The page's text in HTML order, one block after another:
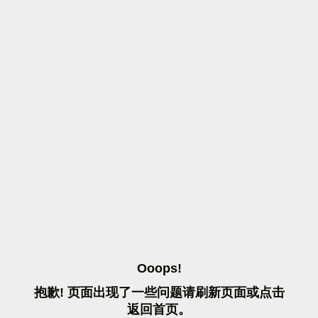
OOOPS!
抱歉! 页面出现了一些问题请刷 新页面或点击
返 回首页。